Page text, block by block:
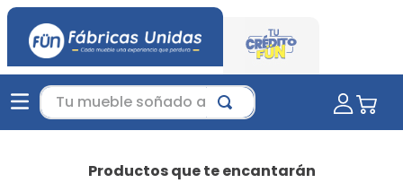
Tu mueble soñado aquí...
Productos que te encantarán